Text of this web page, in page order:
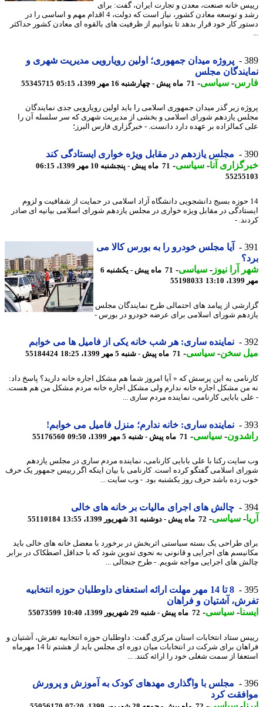
خانه صنعت، معدن و تجارت ایران، گفت: برای
رشد و توسعه معادن کشور، نیاز است که دولت، 4 اقدام مهم و اساسی را در
کار خود قرار بدهد تا بتوانیم از ظرفیت های بالقوه ای معادن کشور حداکثر
پروژه میدان جمهوری؛ اولین رویارویی مدیریت شهری و
مجلس
-سیاسی-71 ماه پیش - چهارشنبه 16 مهر 1399، 05:15 55345715
زیر گذر میدان جمهوری اسلامی را باید اولین رویارویی جدی نمایندگان
یازدهم شورای اسلامی و بخشی از مدیریت شهری که سر سلسله آن را
کمالزاده بر عهده دارد دانست. - خبرگزاری فارس البرز؛
مجلس یازدهم در مقابل ویژه خواری ایستادگی کند
آنا- سیاسی-71 ماه پیش - پنجشنبه 10 مهر 1399، 06:15
حوزه بسیج دانشجویی دانشگاه آزاد اسلامی در حمایت از شفافیت و لزوم
در مقابل ویژه خواری در مجلس یازدهم شورای اسلامی بیانیه ای صادر
-
آیا مجلس خودرو را به بورس کالا می
آرا نیوز-سیاسی-
71 ماه پیش - یکشنبه 6
55198033
از پیامد های احتمالی طرح نمایندگان مجلس
شورای اسلامی برای عرضه خودرو در بورس -
نماینده ساری: هر شب خانه یکی از فامیل ها می خوابم
سخن-سیاسی-71 ماه پیش - شنبه 5 مهر 1399، 18:25 55184424
به این پرسش که « آیا امروز شما هم مشکل اجاره خانه دارید؟ پاسخ داد:
مشکل اجاره خانه ندارم ولی مشکل اجاره خانه مردم مشکل من هم هست.
بابایی کارنامی، نماینده مردم ساری ...
نماینده ساری: خانه ندارم؛ منزل فامیل می خوابم!
-سیاسی-71 ماه پیش - شنبه 5 مهر 1399، 09:50 55176560
رکنا با علی بابایی کارنامی، نماینده مردم ساری در مجلس یازدهم
اسلامی گفتگو کرده است. کارنامی با بیان اینکه اگر رییس جمهور یک حرف
زده باشد حرف روز یکشنبه بود. - وب سایت ...
چالش های اجرای مالیات بر خانه های خالی
-سیاسی-72 ماه پیش - دوشنبه 31 شهریور 1399، 13:55 55110184
طراحی یک بسته سیاستی اثربخش در برخورد با معضل خانه های خالی باید
های اجرایی و قانونی به نحوی تدوین شود که با حداقل اصطکاک در برابر
های اجرایی مواجه شویم. - طرح جنجالی ...
8 تا 14 مهر مهلت ارائه استعفای داوطلبان حوزه انتخابیه
آشتیان و فراهان
-سیاسی-72 ماه پیش - شنبه 29 شهریور 1399، 10:40 55073599
ستاد انتخابات استان مرکزی گفت: داوطلبان حوزه انتخابیه تفرش، آشتیان و
فراهان برای شرکت در انتخابات میان دوره ای مجلس باید از هشتم تا 14 مهرماه
از سمت شغلی خود را ارائه کنند. ...
مجلس با واگذاری مهدهای کودک به آموزش و پرورش
کرد